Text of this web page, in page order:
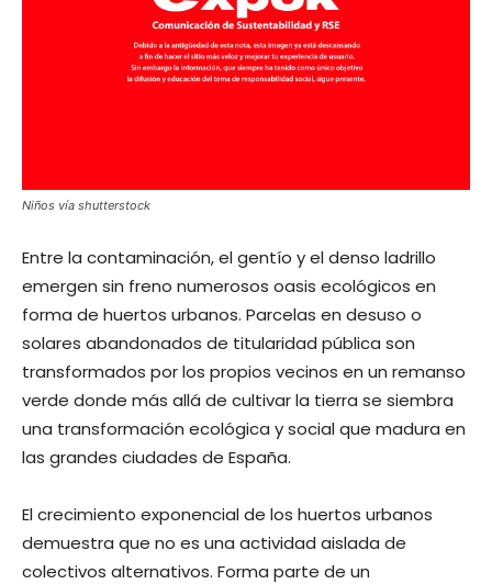
Niños vía shutterstock
Entre la contaminación, el gentío y el denso ladrillo
emergen sin freno numerosos oasis ecológicos en
forma de huertos urbanos. Parcelas en desuso o
solares abandonados de titularidad pública son
transformados por los propios vecinos en un remanso
verde donde más allá de cultivar la tierra se siembra
una transformación ecológica y social que madura en
las grandes ciudades de España.
El crecimiento exponencial de los huertos urbanos
demuestra que no es una actividad aislada de
colectivos alternativos. Forma parte de un